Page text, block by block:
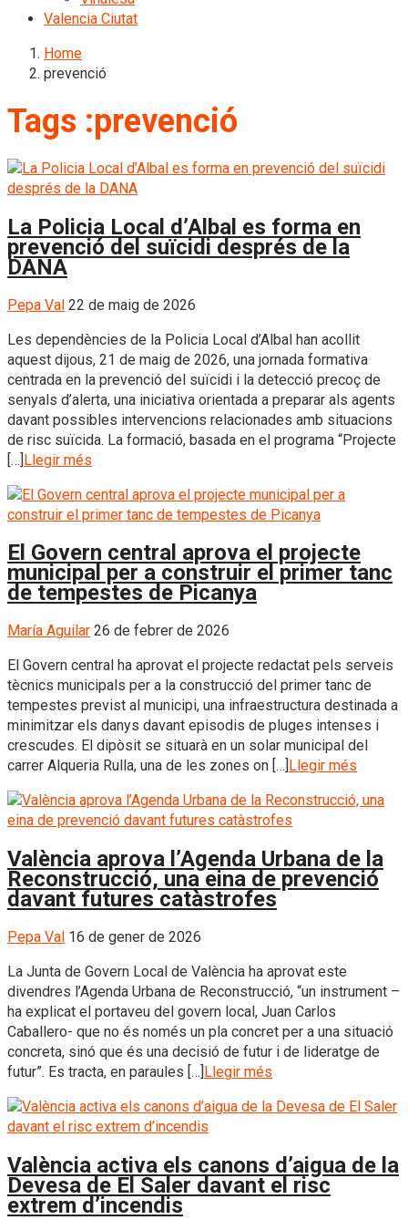
Valencia Ciutat
Home
prevenció
Tags :prevenció
La Policia Local d’Albal es forma en
prevenció del suïcidi després de la
DANA
Pepa Val 22 de maig de 2026
Les dependències de la Policia Local d’Albal han acollit
aquest dijous, 21 de maig de 2026, una jornada formativa
centrada en la prevenció del suïcidi i la detecció precoç de
senyals d’alerta, una iniciativa orientada a preparar als agents
davant possibles intervencions relacionades amb situacions
de risc suïcida. La formació, basada en el programa “Projecte
[…]Llegir més
El Govern central aprova el projecte
municipal per a construir el primer tanc
de tempestes de Picanya
María Aguilar 26 de febrer de 2026
El Govern central ha aprovat el projecte redactat pels serveis
tècnics municipals per a la construcció del primer tanc de
tempestes previst al municipi, una infraestructura destinada a
minimitzar els danys davant episodis de pluges intenses i
crescudes. El dipòsit se situarà en un solar municipal del
carrer Alqueria Rulla, una de les zones on […] Llegir més
València aprova l’Agenda Urbana de la
Reconstrucció, una eina de prevenció
davant futures catàstrofes
Pepa Val 16 de gener de 2026
La Junta de Govern Local de València ha aprovat este
divendres l’Agenda Urbana de Reconstrucció, “un instrument –
ha explicat el portaveu del govern local, Juan Carlos
Caballero- que no és només un pla concret per a una situació
concreta, sinó que és una decisió de futur i de lideratge de
futur”. Es tracta, en paraules […] Llegir més
València activa els canons d’aigua de la
Devesa de El Saler davant el risc
extrem d’incendis